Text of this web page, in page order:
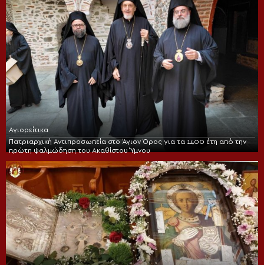
Αγιορείτικα
Πατριαρχική Αντιπροσωπεία στο Άγιον Όρος για τα 1400 έτη από την
πρώτη ψαλμώδηση του Ακαθίστου Ύμνου